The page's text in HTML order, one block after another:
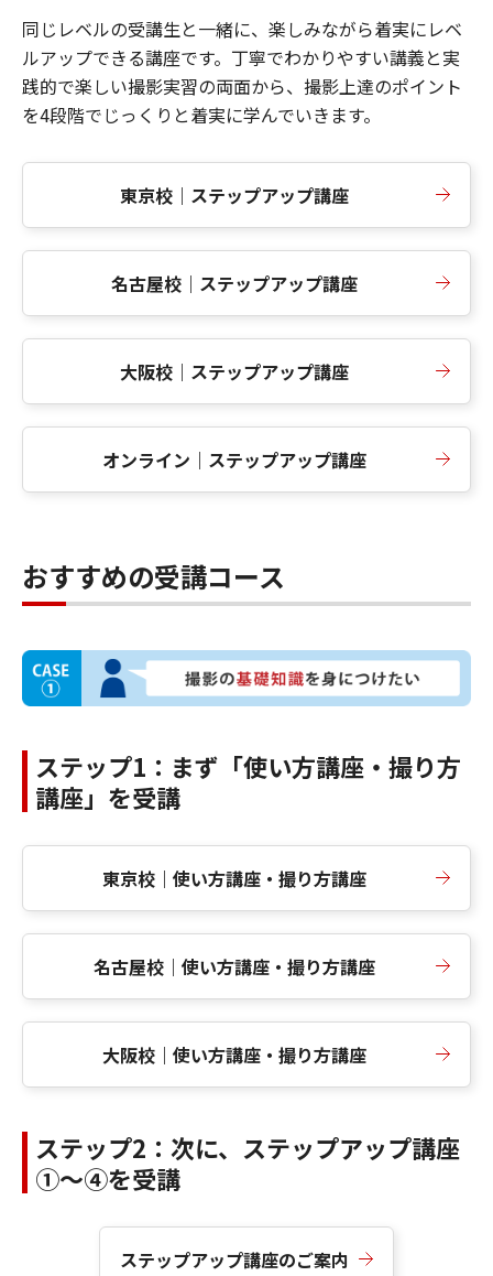
同じレベルの受講生と一緒に、楽しみながら着実にレベ
ルアップできる講座です。丁寧でわかりやすい講義と実
践的で楽しい撮影実習の両面から、撮影上達のポイント
を4段階でじっくりと着実に学んでいきます。
東京校｜ステップアップ講座
名古屋校｜ステップアップ講座
大阪校｜ステップアップ講座
オンライン｜ステップアップ講座
おすすめの受講コース
ステップ1：まず「使い方講座・撮り方
講座」を受講
東京校｜使い方講座・撮り方講座
名古屋校｜使い方講座・撮り方講座
大阪校｜使い方講座・撮り方講座
ステップ2：次に、ステップアップ講座
①〜④を受講
ステップアップ講座のご案内